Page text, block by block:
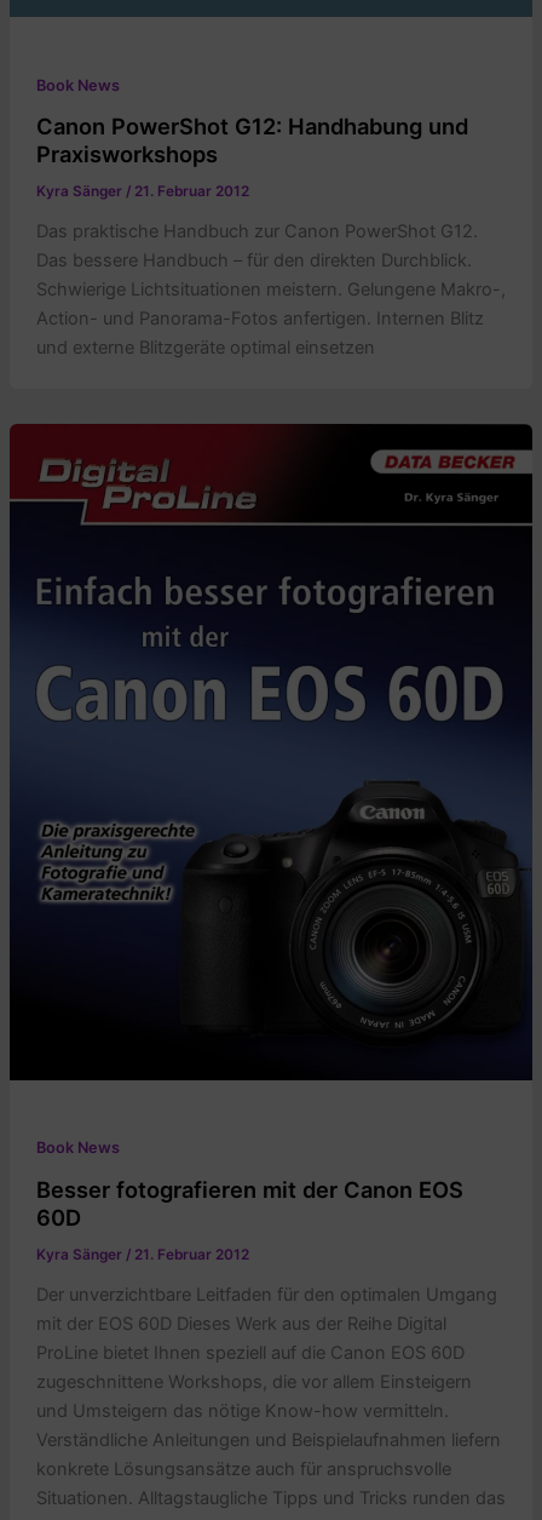
Book News
Canon PowerShot G12: Handhabung und
Praxisworkshops
Kyra Sänger / 21. Februar 2012
Das praktische Handbuch zur Canon PowerShot G12.
Das bessere Handbuch – für den direkten Durchblick.
Schwierige Lichtsituationen meistern. Gelungene Makro-,
Action- und Panorama-Fotos anfertigen. Internen Blitz
und externe Blitzgeräte optimal einsetzen
Book News
Besser fotografieren mit der Canon EOS
60D
Kyra Sänger / 21. Februar 2012
Der unverzichtbare Leitfaden für den optimalen Umgang
mit der EOS 60D Dieses Werk aus der Reihe Digital
ProLine bietet Ihnen speziell auf die Canon EOS 60D
zugeschnittene Workshops, die vor allem Einsteigern
und Umsteigern das nötige Know-how vermitteln.
Verständliche Anleitungen und Beispielaufnahmen liefern
konkrete Lösungsansätze auch für anspruchsvolle
Situationen. Alltagstaugliche Tipps und Tricks runden das